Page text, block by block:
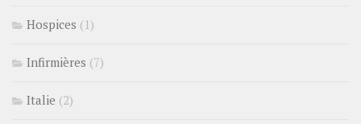
Hospices (1)
Infirmières (7)
Italie (2)